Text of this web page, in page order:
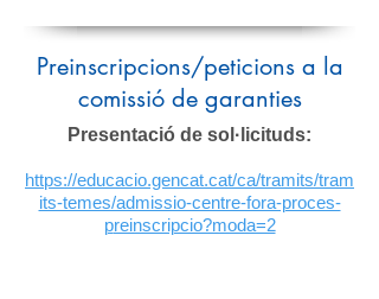
Preinscripcions/peticions a la
comissió de garanties
Presentació de sol·licituds:
https://educacio.gencat.cat/ca/tramits/tram
its-temes/admissio-centre-fora-proces-
preinscripcio?moda=2